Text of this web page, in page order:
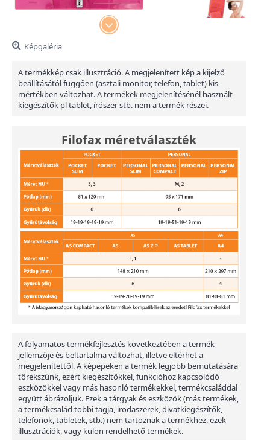
Képgaléria
A termékkép csak illusztráció. A megjelenített kép a kijelző
beállításától függően (asztali monitor, telefon, tablet) kis
mértékben változhat. A termékek megjelenítésénél használt
kiegészítők pl tablet, írószer stb. nem a termék részei.
Filofax méretválaszték
A folyamatos termékfejlesztés következtében a termék
jellemzője és beltartalma változhat, illetve eltérhet a
megjelenítettől. A képepeken a termék legjobb bemutatására
törekszünk, ezért kiegészítőkkel, funkcióhoz kapcsolódó
eszközökkel vagy más hasonló termékekkel, termékcsaláddal
együtt ábrázoljuk. Ezek a tárgyak és eszközök (más termékek,
a termékcsalád többi tagja, irodaszerek, divatkiegészítők,
telefonok, tabletek, stb.) nem tartoznak a termékhez, ezek
illusztrációk, vagy külön rendelhető termékek.